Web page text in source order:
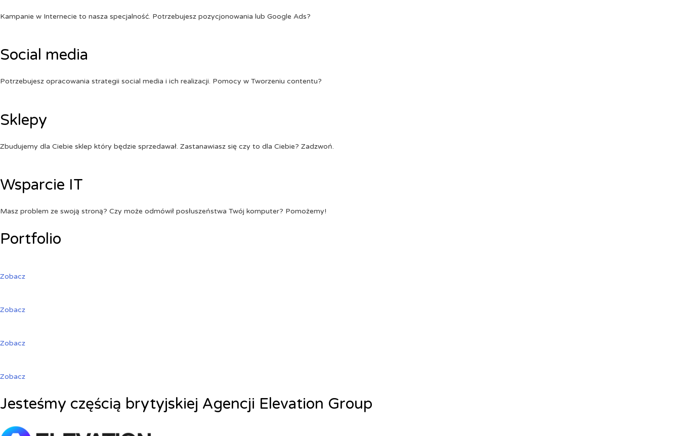
Kampanie w Internecie to nasza specjalność. Potrzebujesz pozycjonowania lub Google Ads?
Social media
Potrzebujesz opracowania strategii social media i ich realizacji. Pomocy w Tworzeniu contentu?
Sklepy
Zbudujemy dla Ciebie sklep który będzie sprzedawał. Zastanawiasz się czy to dla Ciebie? Zadzwoń.
Wsparcie IT
Masz problem ze swoją stroną? Czy może odmówił posłuszeństwa Twój komputer? Pomożemy!
Portfolio
Zobacz
Zobacz
Zobacz
Zobacz
Jesteśmy częścią brytyjskiej Agencji Elevation Group